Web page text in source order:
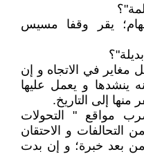
يقر وقفا مسيس
مغاير في الاتجاه و إن
ينشدها و يعمل عليها
إلى التاريخ.
مواقع " التحولات
التحالفات و الاحتقان
بعد خبرة؛ و إن بدت